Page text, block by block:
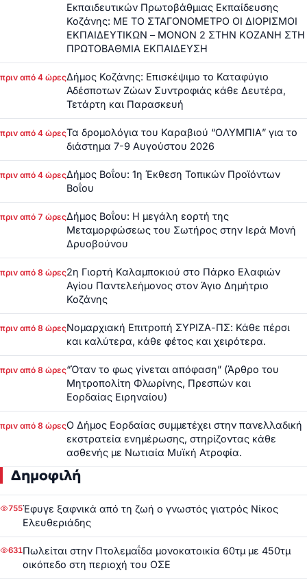
Εκπαιδευτικών Πρωτοβάθμιας Εκπαίδευσης
Κοζάνης: ΜΕ ΤΟ ΣΤΑΓΟΝΟΜΕΤΡΟ ΟΙ ΔΙΟΡΙΣΜΟΙ
ΕΚΠΑΙΔΕΥΤΙΚΩΝ – ΜΟΝΟΝ 2 ΣΤΗΝ ΚΟΖΑΝΗ ΣΤΗ
ΠΡΩΤΟΒΑΘΜΙΑ ΕΚΠΑΙΔΕΥΣΗ
πριν από 4 ώρεςΔήμος Κοζάνης: Επισκέψιμο το Καταφύγιο
Αδέσποτων Ζώων Συντροφιάς κάθε Δευτέρα,
Τετάρτη και Παρασκευή
πριν από 4 ώρεςΤα δρομολόγια του Καραβιού “ΟΛΥΜΠΙΑ” για το
διάστημα 7-9 Αυγούστου 2026
πριν από 4 ώρεςΔήμος Βοΐου: 1η Έκθεση Τοπικών Προϊόντων
Βοΐου
πριν από 7 ώρεςΔήμος Βοΐου: Η μεγάλη εορτή της
Μεταμορφώσεως του Σωτήρος στην Ιερά Μονή
Δρυοβούνου
πριν από 8 ώρες2η Γιορτή Καλαμποκιού στο Πάρκο Ελαφιών
Αγίου Παντελεήμονος στον Άγιο Δημήτριο
Κοζάνης
πριν από 8 ώρεςΝομαρχιακή Επιτροπή ΣΥΡΙΖΑ-ΠΣ: Κάθε πέρσι
και καλύτερα, κάθε φέτος και χειρότερα.
πριν από 8 ώρες“Όταν το φως γίνεται απόφαση” (Άρθρο του
Μητροπολίτη Φλωρίνης, Πρεσπών και
Εορδαίας Ειρηναίου)
πριν από 8 ώρεςΟ Δήμος Εορδαίας συμμετέχει στην πανελλαδική
εκστρατεία ενημέρωσης, στηρίζοντας κάθε
ασθενής με Νωτιαία Μυϊκή Ατροφία.
Δημοφιλή
755Έφυγε ξαφνικά από τη ζωή ο γνωστός γιατρός Νίκος
Ελευθεριάδης
631Πωλείται στην Πτολεμαΐδα μονοκατοικία 60τμ με 450τμ
οικόπεδο στη περιοχή του ΟΣΕ